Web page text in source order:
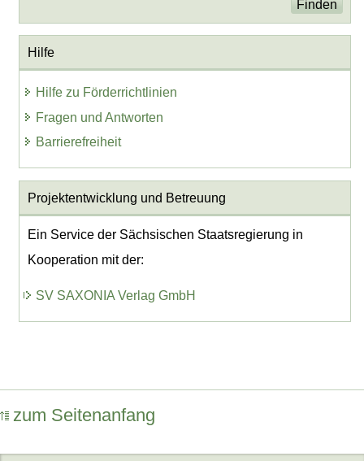
Hilfe
Hilfe zu Förderrichtlinien
Fragen und Antworten
Barrierefreiheit
Projektentwicklung und Betreuung
Ein Service der Sächsischen Staatsregierung in
Kooperation mit der:
SV SAXONIA Verlag GmbH
zum Seitenanfang